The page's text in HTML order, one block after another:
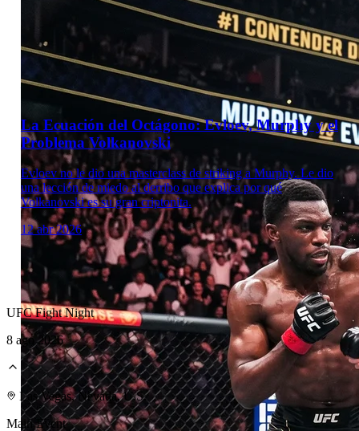
Laboratorio Técnico
Laboratorio Técnico
La Ecuación del Octágono: Evloev, Murphy y el
Problema Volkanovski
Evloev no le dio una masterclass de striking a Murphy. Le dio
una lección de miedo al derribo que explica por qué
Volkanovski es su gran criptonita.
12 abr 2026
UFC Fight Night
8 ago 2026
Las Vegas, Nevada, U.S.
Main Event